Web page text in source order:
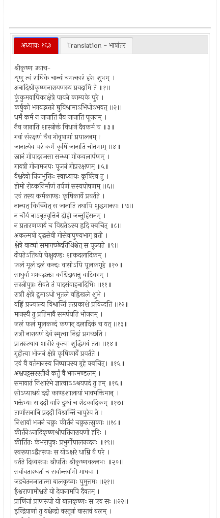
अध्यायः १६३ Translation - भाषांतर
श्रीकृष्ण उवाच-
शृणु त्वं राधिके चान्यं चमत्कारं हरेः शुभम् ।
अनादिश्रीकृष्णनारायणस्य प्रवदामि ते ॥१॥
कुंकुमवापिकाक्षेत्रे पावने काम्यके पुरे ।
कर्षुको भगवद्भक्तो द्युविश्रामाऽभिधोऽभवत् ॥२॥
धर्मं कर्म न जानाति नैव जानाति पूजनम् ।
नैव जानाति शास्त्रोक्तं विधानं दैवकर्म च ॥३॥
गवां संरक्षणं चैव गोवृषाणां प्रपालनम् ।
जानात्येव परं कर्म कृषिं जानाति चोत्तमाम् ॥४॥
स्नानं गोपादरजसा सन्ध्या गोकवलार्पणम् ।
गायत्री गोनामजपः पूजनं गोप्ररक्षणम् ॥५॥
वैश्वदेवो निजभुक्तिः स्वाध्यायः कृषिरेव तु ।
होमो रोटकनिर्माणं तर्पणं सस्यपोषणम् ॥६॥
एवं तस्य कर्मकाण्डः कृषिकार्ये प्रवर्तते ।
नान्यत् किञ्चित् स जानाति तथापि शुद्धमानसः ॥७॥
न चौर्यं नाऽनृतवृत्तिर्न द्रोहो जन्तुहिंसनम् ।
न प्रतारणकार्यं च विद्यतेऽस्य हृदि क्वचित् ॥८॥
अकल्मषो वृद्धसेवी गोसेवापुण्यभाग् व्रती ।
क्षेत्रे वाट्यां समागच्छेदतिथिश्चेत् स पूज्यते ॥९॥
दीयतेऽतिथये चेक्षुदण्डः शाकदलादिकम् ।
फलं मूलं दलं कन्दः वासोऽपि पूलकगृहे ॥१०॥
साधुर्वा भगवद्भक्तः कश्चिदायात्तु वाटिकाम् ।
सस्त्रीपुत्रः सेवते तं पादसंवाहनादिभिः ॥११॥
रात्रौ क्षेत्रे द्रुमाऽधो भूतले वह्निखले शुभे ।
वह्निं प्रज्वाल्य विश्रान्तिं तत्प्रकाशे प्रविन्दति ॥१२॥
मानस्यै तु प्रतिमायै समर्पयति भोजनम् ।
जलं फलं मूलकन्दं कणान् दलादिकं च यत् ॥१३॥
रात्रौ नारायणं देवं स्मृत्वा निद्रां प्रगच्छति ।
प्रातरुत्थाय शारीरं कृत्वा शुद्धिमयं ततः ॥१४॥
गृहीत्वा भोजनं क्षेत्रे कृषिकार्ये प्रवर्तते ।
एवं वै वर्तमानस्य निष्पापस्य गृहे क्वचित्। ॥१५॥
अश्वपट्टसरस्तीर्थं कर्तुं वै भक्तमण्डलम् ।
समायातं निशारंभे ज्ञात्वाऽऽश्रयपदं तु तम् ॥१६॥
सोऽप्याश्रयं ददौ काण्डशालायां भावभक्तिमान् ।
भक्तेभ्यः स ददौ वारि दुग्धं च रोटकादिकम् ॥१७॥
तार्णासनानि प्रददौ विश्रान्तिं चापुरेव ते ।
निशायां भजनं चक्रुः कीर्तनं चक्रुरुत्सुकाः ॥१८॥
कीर्तनेऽनादिकृष्णश्रीपतिनारायणो हरिः ।
कीर्तितः कंभरापुत्रः प्रभुर्गोपालनन्दनः ॥१९॥
स्वरूपाऽद्वैतरूपः स योऽक्षरे धाम्नि वै परे ।
वर्तते दिव्यरूपः श्रीपतिः श्रीकृष्णवल्लभः ॥२०॥
सर्वावतारधर्ता च सर्वान्तर्यामी माधवः ।
जडचेतनजातात्मा बालकृष्णः पुमुत्तमः ॥२१॥
ईश्वराणामीश्वरो यो देवानामपि दैवतम् ।
प्राणिनां प्राणरूपो यो बालकृष्णः स एव सः ॥२२॥
इन्द्रियाणां तु यश्चेन्द्रो वस्तूनां वास्तवं बलम् ।